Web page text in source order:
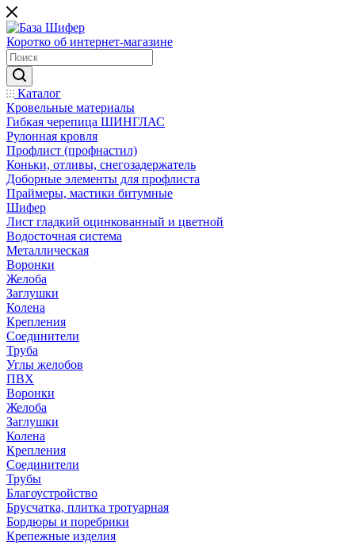
Коротко об интернет-магазине
Каталог
Кровельные материалы
Гибкая черепица ШИНГЛАС
Рулонная кровля
Профлист (профнастил)
Коньки, отливы, снегозадержатель
Доборные элементы для профлиста
Праймеры, мастики битумные
Шифер
Лист гладкий оцинкованный и цветной
Водосточная система
Металлическая
Воронки
Желоба
Заглушки
Колена
Крепления
Соединители
Труба
Углы желобов
ПВХ
Воронки
Желоба
Заглушки
Колена
Крепления
Соединители
Трубы
Благоустройство
Брусчатка, плитка тротуарная
Бордюры и поребрики
Крепежные изделия